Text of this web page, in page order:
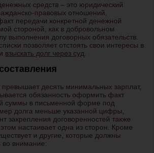
средств – это юридический
правовых отношений,
передачи конкретной денежной
стороной, как в добровольном
выполнения договорных обязательств.
позволяет отстоять свои интересы в
взыскать долг через суд.
десять минимальных зарплат,
обязанность оформить факт
суммы в письменной форме под
долга меньше указанной цифры,
закрепления договоренностей также
настаивает одна из сторон. Кроме
и другие, которые должны
во внимание: